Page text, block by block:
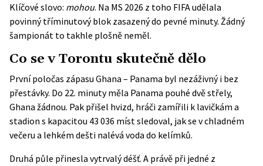
Klíčové slovo: mohou. Na MS 2026 z toho FIFA udělala
povinný tříminutový blok zasazený do pevné minuty. Žádný
šampionát to takhle plošně neměl.
Co se v Torontu skutečně dělo
První poločas zápasu Ghana – Panama byl nezáživný i bez
přestávky. Do 22. minuty měla Panama pouhé dvě střely,
Ghana žádnou. Pak přišel hvizd, hráči zamířili k lavičkám a
stadion s kapacitou 43 036 míst sledoval, jak se v chladném
večeru a lehkém dešti nalévá voda do kelímků.
Druhá půle přinesla vytrvalý déšť. A právě při jedné z